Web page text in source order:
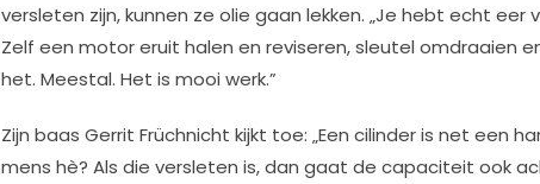
versleten zijn, kunnen ze olie gaan lekken. „Je hebt echt eer
Zelf een motor eruit halen en reviseren, sleutel omdraaien
het. Meestal. Het is mooi werk.”
Zijn baas Gerrit Früchnicht kijkt toe: „Een cilinder is net een
mens hè? Als die versleten is, dan gaat de capaciteit ook